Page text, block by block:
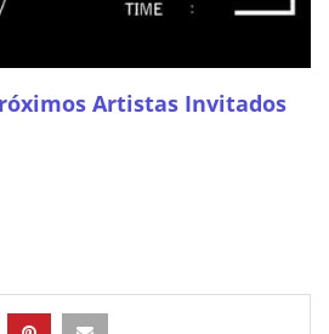
Artistas Invitados